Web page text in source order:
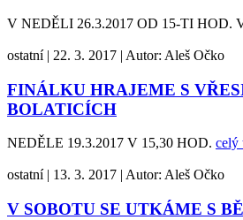
V NEDĚLI 26.3.2017 OD 15-TI HOD.
ostatní | 22. 3. 2017 | Autor: Aleš Očko
FINÁLKU HRAJEME S
BOLATICÍCH
NEDĚLE 19.3.2017 V 15,30 HOD. celý
ostatní 13. 3. 2017 Autor: Aleš Očko
V SOBOTU SE UTKÁME S